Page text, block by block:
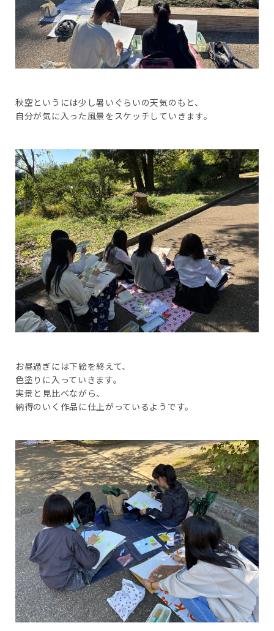
秋空というには少し暑いぐらいの天気のもと、
自分が気に入った風景をスケッチしていきます。
お昼過ぎには下絵を終えて、
色塗りに入っていきます。
実景と見比べながら、
納得のいく作品に仕上がっているようです。